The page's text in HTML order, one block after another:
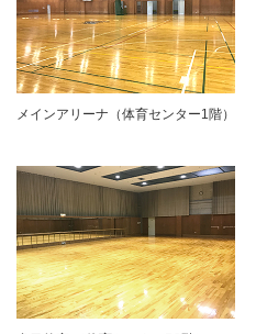
メインアリーナ（体育センター1階）